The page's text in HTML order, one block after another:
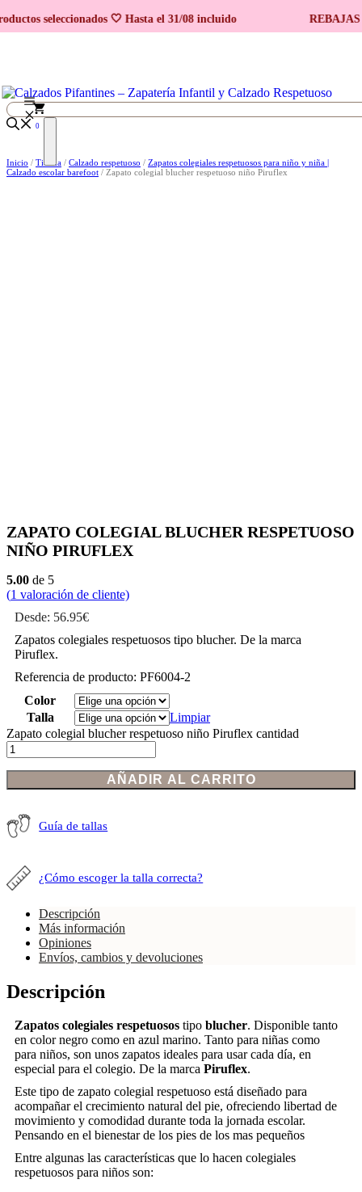
seleccionados 🤍 Hasta el 31/08 incluido REBAJAS 🤍
Saltar al contenido
0
Inicio / Tienda / Calzado respetuoso / Zapatos colegiales respetuosos para niño y niña |
Calzado escolar barefoot / Zapato colegial blucher respetuoso niño Piruflex
ZAPATO COLEGIAL BLUCHER RESPETUOSO
NIÑO PIRUFLEX
5.00 de 5
(1 valoración de cliente)
Desde: 56.95€
Zapatos colegiales respetuosos tipo blucher. De la marca
Piruflex.
Referencia de producto: PF6004-2
Color
Talla
Limpiar
Zapato colegial blucher respetuoso niño Piruflex cantidad
AÑADIR AL CARRITO
Guía de tallas
¿Cómo escoger la talla correcta?
Descripción
Más información
Opiniones
Envíos, cambios y devoluciones
Descripción
Zapatos colegiales respetuosos tipo blucher. Disponible tanto
en color negro como en azul marino. Tanto para niñas como
para niños, son unos zapatos ideales para usar cada día, en
especial para el colegio. De la marca Piruflex.
Este tipo de zapato colegial respetuoso está diseñado para
acompañar el crecimiento natural del pie, ofreciendo libertad de
movimiento y comodidad durante toda la jornada escolar.
Pensando en el bienestar de los pies de los mas pequeños
Entre algunas las características que lo hacen colegiales
respetuosos para niños son: